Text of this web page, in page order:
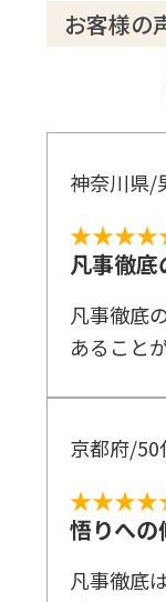
お客様の
神奈川県/
凡事徹底
凡事徹底
あること
京都府/
悟りへの
凡事徹底